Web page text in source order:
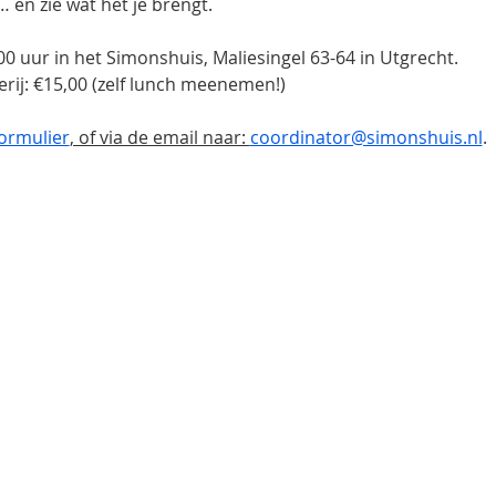
uur in het Simonshuis, Maliesingel 63-64 in Utgrecht.
€15,00 (zelf lunch meenemen!)
, of via de email naar: coordinator@simonshuis.nl.